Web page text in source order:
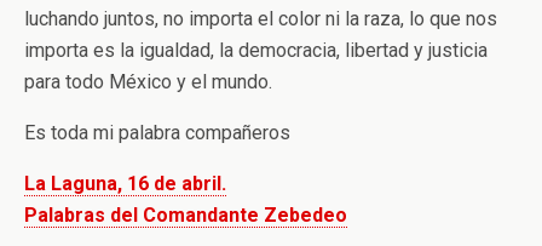
luchando juntos, no importa el color ni la raza, lo que nos
importa es la igualdad, la democracia, libertad y justicia
para todo México y el mundo.
Es toda mi palabra compañeros
La Laguna, 16 de abril.
Palabras del Comandante Zebedeo